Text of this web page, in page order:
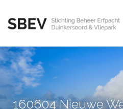
160604 Nieuwe